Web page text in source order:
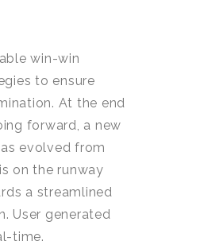
win-win
to ensure
At the end
forward, a new
evolved from
on the runway
a streamlined
User generated
time.